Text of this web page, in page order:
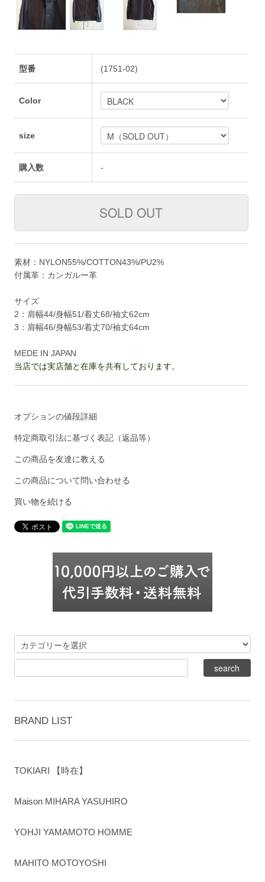
型番 (1751-02)
Color
size
購入数 -
素材：NYLON55%/COTTON43%/PU2%
付属革：カンガルー革
サイズ
2：肩幅44/身幅51/着丈68/袖丈62cm
3：肩幅46/身幅53/着丈70/袖丈64cm
MEDE IN JAPAN
当店では実店舗と在庫を共有しております。
オプションの値段詳細
特定商取引法に基づく表記（返品等）
この商品を友達に教える
この商品について問い合わせる
買い物を続ける
BRAND LIST
TOKIARI 【時在】
Maison MIHARA YASUHIRO
YOHJI YAMAMOTO HOMME
MAHITO MOTOYOSHI